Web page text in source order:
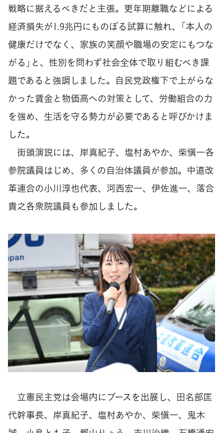
戦略に据えるべきだと主張。更年期離職などによる
経済損失が1.9兆円にものぼる試算に触れ、「本人の
健康だけでなく、家族の笑顔や職場の安定にもつな
がる」と、性別を問わず社会全体で取り組むべき課
題であると強調しました。自民党政権下で上がらな
かった賃金と物価高への対策として、労働組合の力
を強め、生活を守る勢力が必要であると呼びかけま
した。
街頭演説には、岸真紀子、塩村あやか、柴愼一各
参院議員はじめ、多くの自治体議員が参加。中道改
革連合の小川淳也代表、河西宏一、伊佐進一、落合
貴之各衆院議員も参加しました。
立憲民主党は会場内にブースを出展し、田名部匡
代幹事長、岸真紀子、塩村あやか、柴愼一、鬼木